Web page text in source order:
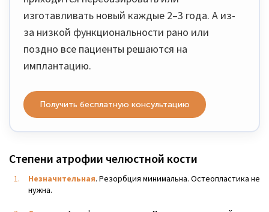
изготавливать новый каждые 2–3 года. А из-
за низкой функциональности рано или
поздно все пациенты решаются на
имплантацию.
Получить бесплатную консультацию
Степени атрофии челюстной кости
Незначительная. Резорбция минимальна. Остеопластика не
нужна.